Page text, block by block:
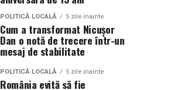
POLITICĂ LOCALĂ 5 zile inainte
Cum a transformat Nicușor
Dan o notă de trecere într-un
mesaj de stabilitate
POLITICĂ LOCALĂ 5 zile inainte
România evită să fie